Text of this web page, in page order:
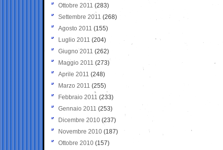
Ottobre 2011 (283)
Settembre 2011 (268)
Agosto 2011 (155)
Luglio 2011 (204)
Giugno 2011 (262)
Maggio 2011 (273)
Aprile 2011 (248)
Marzo 2011 (255)
Febbraio 2011 (233)
Gennaio 2011 (253)
Dicembre 2010 (237)
Novembre 2010 (187)
Ottobre 2010 (157)